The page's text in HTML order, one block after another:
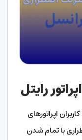
رایتل
اپراتورهای
با تمام شدن